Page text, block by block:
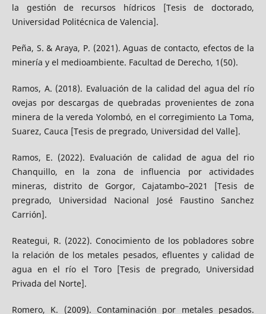
la gestión de recursos hídricos [Tesis de doctorado,
Universidad Politécnica de Valencia].
Peña, S. & Araya, P. (2021). Aguas de contacto, efectos de la
minería y el medioambiente. Facultad de Derecho, 1(50).
Ramos, A. (2018). Evaluación de la calidad del agua del río
ovejas por descargas de quebradas provenientes de zona
minera de la vereda Yolombó, en el corregimiento La Toma,
Suarez, Cauca [Tesis de pregrado, Universidad del Valle].
Ramos, E. (2022). Evaluación de calidad de agua del rio
Chanquillo, en la zona de influencia por actividades
mineras, distrito de Gorgor, Cajatambo–2021 [Tesis de
pregrado, Universidad Nacional José Faustino Sanchez
Carrión].
Reategui, R. (2022). Conocimiento de los pobladores sobre
la relación de los metales pesados, efluentes y calidad de
agua en el río el Toro [Tesis de pregrado, Universidad
Privada del Norte].
Romero, K. (2009). Contaminación por metales pesados.